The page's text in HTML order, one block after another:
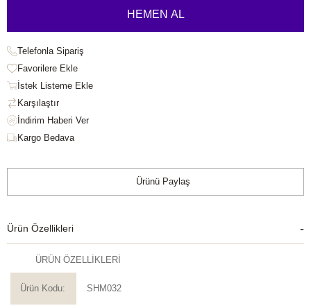
Telefonla Sipariş
Favorilere Ekle
İstek Listeme Ekle
Karşılaştır
Kargo Bedava
Ürünü Paylaş
Ürün Özellikleri
ÜRÜN ÖZELLİKLERİ
Ürün Kodu: SHM032